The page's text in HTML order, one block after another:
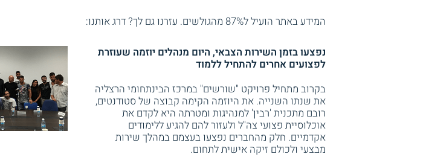
המידע באתר הועיל ל87% מהגולשים.
עזרנו גם לך? דרג אותנו:
נפצעו בזמן השירות הצבאי, היום מנהלים יוזמה שעוזרת
לפצועים אחרים להתחיל ללמוד
בקרוב מתחיל פרויקט "שורשים" במרכז הבינתחומי הרצליה
את שנתו השנייה. את היוזמה הקימה קבוצה של סטודנטים,
רובם מתכנית 'רבין' למנהיגות ומטרתה היא לקדם את
אוכלוסיית פצועי צה"ל ולעזור להם להגיע ללימודים
אקדמיים. חלק מהחברים נפצעו בעצמם במהלך שירות
מבצעי ולכולם זיקה אישית לתחום.